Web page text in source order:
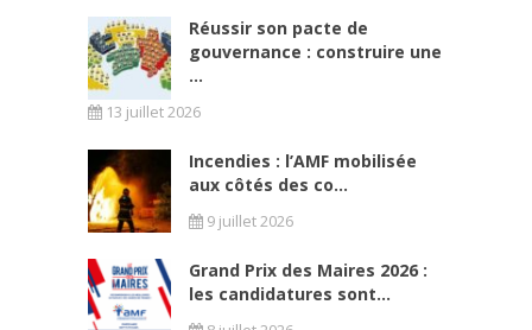
Réussir son pacte de
gouvernance : construire une
...
13 juillet 2026
Incendies : l’AMF mobilisée
aux côtés des co...
9 juillet 2026
Grand Prix des Maires 2026 :
les candidatures sont...